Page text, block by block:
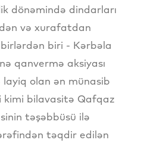
dönəmində dindarları
və xurafatdan
biri - Kərbəla
qanvermə aksiyası
olan ən münasib
kimi bilavasitə Qafqaz
təşəbbüsü ilə
təqdir edilən